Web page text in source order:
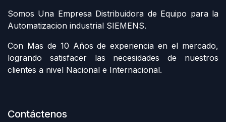
Somos Una Empresa Distribuidora de Equipo para la
Automatizacion industrial SIEMENS.
Con Mas de 10 Años de experiencia en el mercado,
logrando satisfacer las necesidades de nuestros
clientes a nivel Nacional e Internacional.
Contáctenos